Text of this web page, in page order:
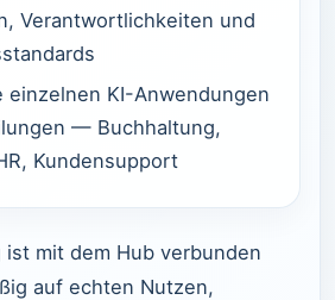
Verantwortlichkeiten und
einzelnen KI-Anwendungen
— Buchhaltung,
Kundensupport
mit dem Hub verbunden
auf echten Nutzen,